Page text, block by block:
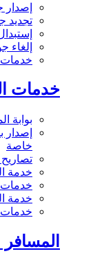
تجديد
خدمات
خدمات
بوابة
إصدار
خاصة
تصاريح
خدمة
خدمات
خدمة
خدمات
المسافر